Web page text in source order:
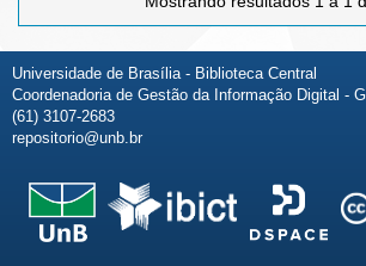
Universidade de Brasília - Biblioteca Central
Coordenadoria de Gestão da Informação Digital -
(61) 3107-2683
repositorio@unb.br